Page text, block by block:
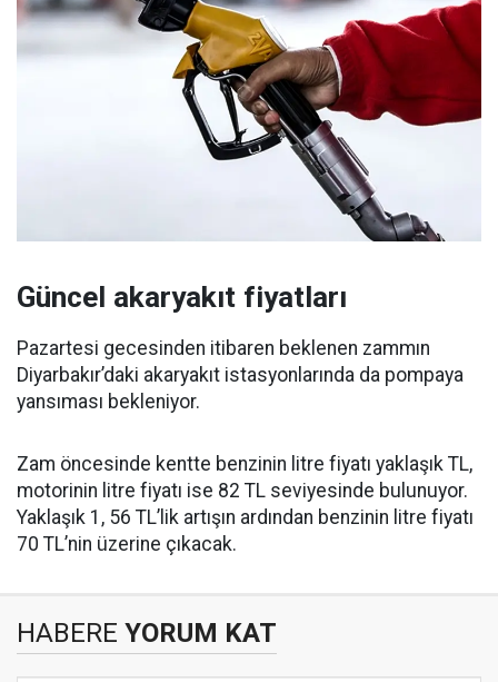
Güncel akaryakıt fiyatları
Pazartesi gecesinden itibaren beklenen zammın
Diyarbakır’daki akaryakıt istasyonlarında da pompaya
yansıması bekleniyor.
Zam öncesinde kentte benzinin litre fiyatı yaklaşık TL,
motorinin litre fiyatı ise 82 TL seviyesinde bulunuyor.
Yaklaşık 1, 56 TL’lik artışın ardından benzinin litre fiyatı
70 TL’nin üzerine çıkacak.
HABERE YORUM KAT